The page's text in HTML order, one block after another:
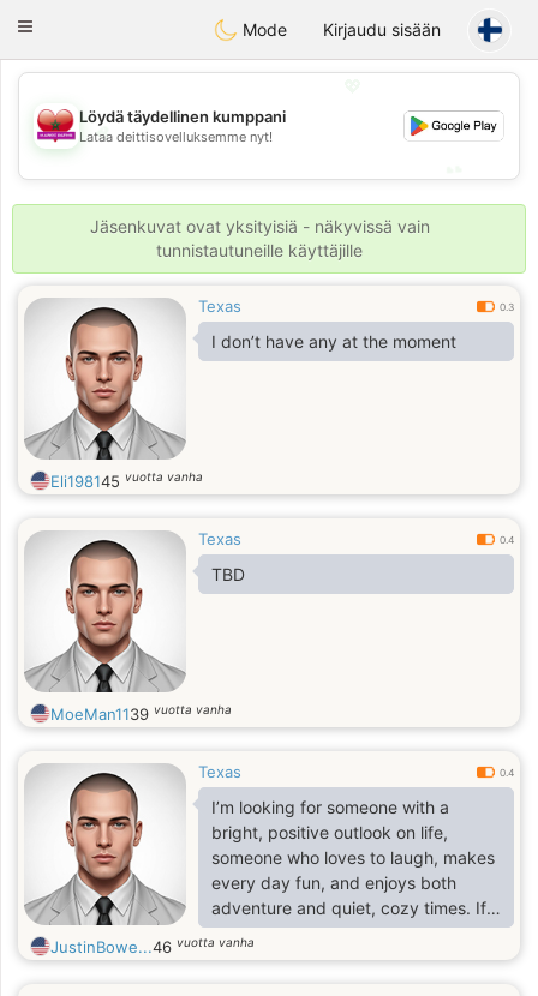
Maroc Dating
Toggle
Mode Kirjaudu sisään
💖
💕
Löydä täydellinen kumppani
Lataa deittisovelluksemme nyt!
Jäsenkuvat ovat yksityisiä - näkyvissä vain
tunnistautuneille käyttäjille
Texas 0.3
I don’t have any at the moment
Eli198145 vuotta vanha
Texas 0.4
TBD
MoeMan1139 vuotta vanha
Texas 0.4
I’m looking for someone with a
bright, positive outlook on life,
someone who loves to laugh, makes
every day fun, and enjoys both
adventure and quiet, cozy times. If
you value connection, loyalty, and
building something beautiful
JustinBowe...46 vuotta vanha